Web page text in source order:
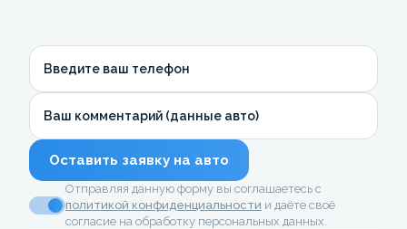
Введите ваш телефон
Ваш комментарий (данные авто)
Оставить заявку на авто
Отправляя данную форму вы соглашаетесь с
политикой конфиденциальности и даёте своё
согласие на обработку персональных данных.